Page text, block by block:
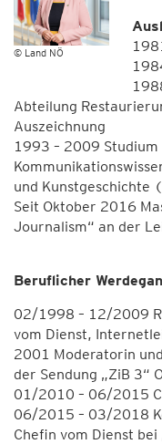
© Land NÖ
Abteilung
Auszeichnung
1993 – 2009
und Kunstgeschichte
Seit Oktober 2016
Journalism“ an der
Beruflicher
02/1998 – 12/2009
vom Dienst,
2001 Moderatorin
der Sendung „ZiB 3“
01/2010 – 06/2015
06/2015 – 03/2018
Chefin vom Dienst